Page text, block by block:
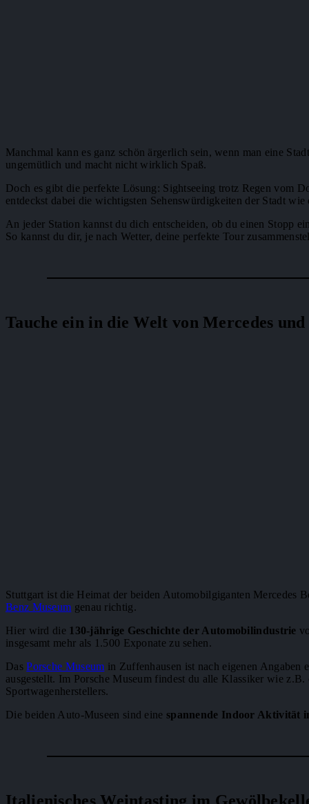
Manchmal kann es ganz schön ärgerlich sein, wenn man eine
ungemütlich und macht nicht wirklich Spaß.
Doch es gibt die perfekte Lösung: Sightseeing trotz Regen vom
entdeckst dabei die wichtigsten Sehenswürdigkeiten der Stadt
An jeder Station kannst du dich entscheiden, ob du einen Stopp
So kannst du dir, je nach Wetter, deine perfekte Tour
Tauche ein in die Welt von Mercedes und
Stuttgart ist die Heimat der beiden Automobilgiganten Mercedes
Benz Museum genau richtig.
Hier wird die 130-jährige Geschichte der Automobilindustrie
insgesamt mehr als 1.500 Exponate zu sehen.
DasPorsche Museum in Zuffenhausen ist nach eigenen
ausgestellt. Im Porsche Museum findest du alle Klassiker wie
Sportwagenherstellers.
Die beiden Auto-Museen sind eine spannende Indoor Aktivität